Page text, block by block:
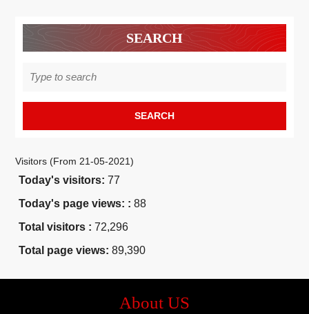
SEARCH
for:
Visitors (From 21-05-2021)
Today's visitors: 77
Today's page views: : 88
Total visitors : 72,296
Total page views: 89,390
About US